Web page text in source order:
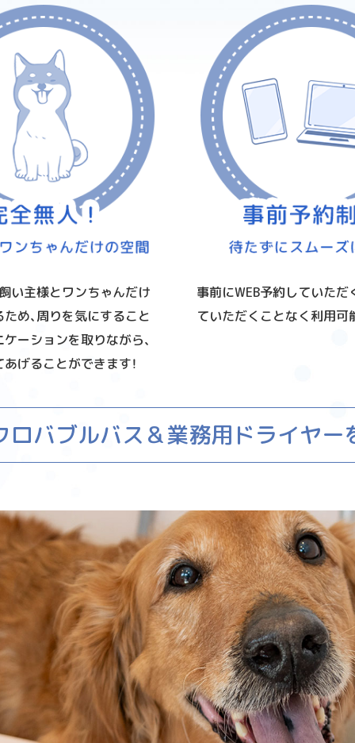
い主様とワンちゃんだけ
め、周りを気にすること
ーションを取りながら、
げることができます！
事前にWEB予約していただ
ていただくことなく利用可
ロバブルバス＆業務用ドライヤー